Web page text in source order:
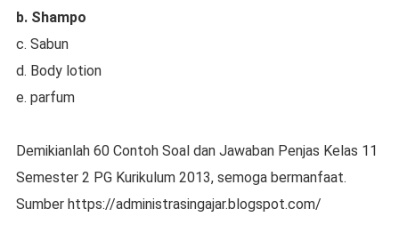
b. Shampo
c. Sabun
d. Body lotion
e. parfum
Demikianlah 60 Contoh Soal dan Jawaban Penjas Kelas 11
Semester 2 PG Kurikulum 2013, semoga bermanfaat.
Sumber https://administrasingajar.blogspot.com/